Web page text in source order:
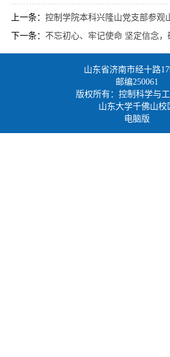
上一条： 控制学院本科兴隆山党支部参观
下一条： 不忘初心、牢记使命 坚定信念，
山东省济南市经十路
邮编250061
版权所有：控制科学与
山东大学千佛山校
电脑版